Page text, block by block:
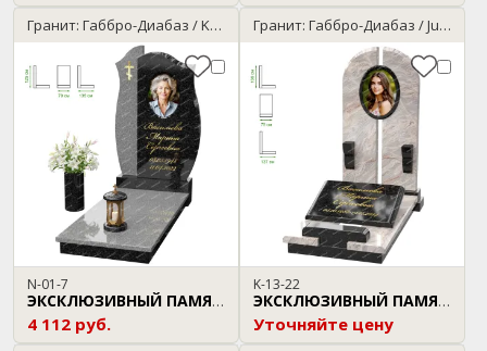
Гранит: Габбро-Диабаз / Kuru Grey
N-01-7
ЭКСКЛЮЗИВНЫЙ ПАМЯТНИК
4 112 руб.
Гранит: Габбро-Диабаз / Juparana
K-13-22
ЭКСКЛЮЗИВНЫЙ ПАМЯТНИК
Уточняйте цену